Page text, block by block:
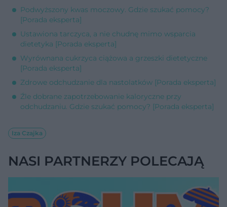
Podwyższony kwas moczowy. Gdzie szukać pomocy?
[Porada eksperta]
Ustawiona tarczyca, a nie chudnę mimo wsparcia
dietetyka [Porada eksperta]
Wyrównana cukrzyca ciążowa a grzeszki dietetyczne
[Porada eksperta]
Zdrowe odchudzanie dla nastolatków [Porada eksperta]
Źle dobrane zapotrzebowanie kaloryczne przy
odchudzaniu. Gdzie szukać pomocy? [Porada eksperta]
Iza Czajka
NASI PARTNERZY POLECAJĄ